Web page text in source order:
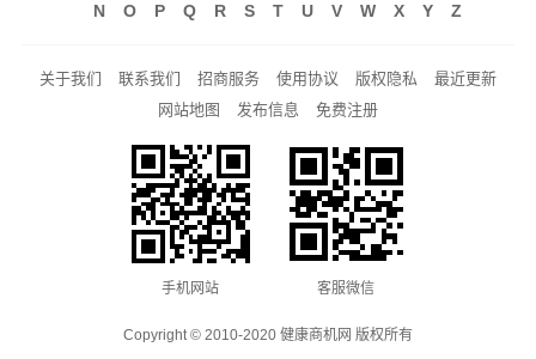
N
O P Q R S T U V W X Y Z
关于我们 联系我们 招商服务 使用协议 版权隐私
最近更新
网站地图
发布信息 免费注册
手机网站 客服微信
Copyright © 2010-2020 健康商机网 版权所有